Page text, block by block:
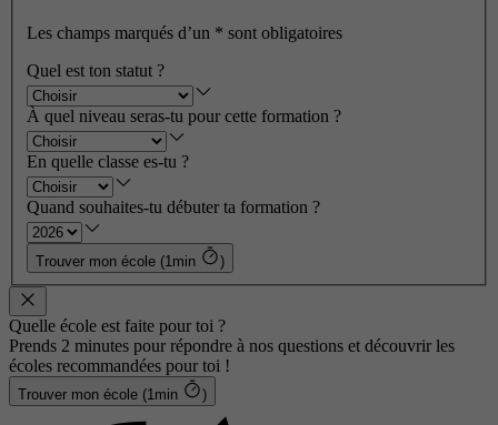
Les champs marqués d’un * sont obligatoires
Quel est ton statut ?
À quel niveau seras-tu pour cette formation ?
En quelle classe es-tu ?
Quand souhaites-tu débuter ta formation ?
Trouver mon école (1min )
Quelle école est faite pour toi ?
Prends 2 minutes pour répondre à nos questions et découvrir les
écoles recommandées pour toi !
Trouver mon école (1min )